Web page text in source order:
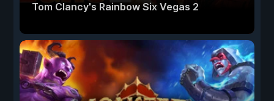
Tom Clancy's Rainbow Six Vegas 2